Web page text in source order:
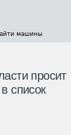
машины
просит
список